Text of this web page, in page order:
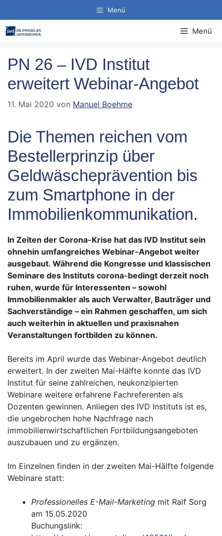
Inhalt
springen
Menü
Menü
PN 26 – IVD Institut
erweitert Webinar-Angebot
11. Mai 2020 von Manuel Boehme
Die Themen reichen vom
Bestellerprinzip über
Geldwäscheprävention bis
zum Smartphone in der
Immobilienkommunikation.
In Zeiten der Corona-Krise hat das IVD Institut sein
ohnehin umfangreiches Webinar-Angebot weiter
ausgebaut. Während die Kongresse und klassischen
Seminare des Instituts corona-bedingt derzeit noch
ruhen, wurde für Interessenten – sowohl
Immobilienmakler als auch Verwalter, Bauträger und
Sachverständige – ein Rahmen geschaffen, um sich
auch weiterhin in aktuellen und praxisnahen
Veranstaltungen fortbilden zu können.
Bereits im April wurde das Webinar-Angebot deutlich
erweitert. In der zweiten Mai-Hälfte konnte das IVD
Institut für seine zahlreichen, neukonzipierten
Webinare weitere erfahrene Fachreferenten als
Dozenten gewinnen. Anliegen des IVD Instituts ist es,
die ungebrochen hohe Nachfrage nach
immobilienwirtschaftlichen Fortbildungsangeboten
auszubauen und zu ergänzen.
Im Einzelnen finden in der zweiten Mai-Hälfte folgende
Webinare statt:
Professionelles E-Mail-Marketing mit Ralf Sorg
am 15.05.2020
Buchungslink: